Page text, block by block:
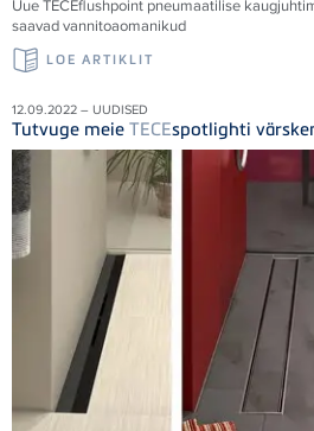
UueTECEflushpoint pneumaatilise
saavad vannitoaomanikud
LOE ARTIKLIT
12.09.2022 – UUDISED
Tutvuge meie TECEspotlighti